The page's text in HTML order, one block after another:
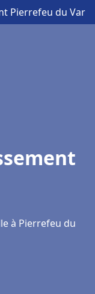
Pierrefeu du Var
à Pierrefeu du